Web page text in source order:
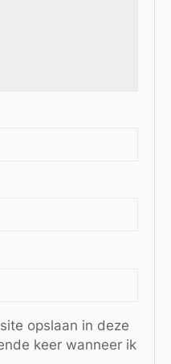
opslaan in deze
keer wanneer ik